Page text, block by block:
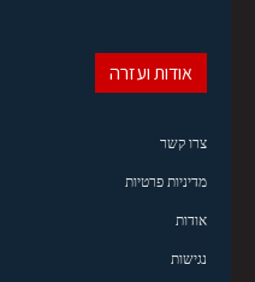
אודות ועזרה
צרו קשר
מדיניות פרטיות
אודות
נגישות